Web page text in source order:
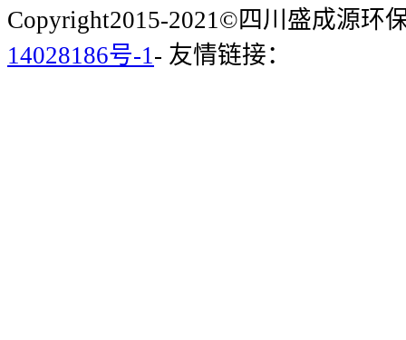
Copyright2015-2021©四川盛成源环
14028186号-1- 友情链接：